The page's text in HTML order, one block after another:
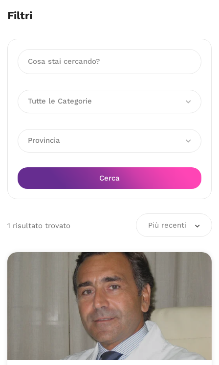
Filtri
Tutte le Categorie
Provincia
Cerca
1 risultato trovato Più recenti